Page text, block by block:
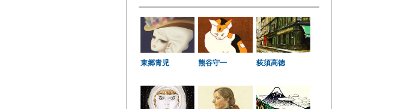
東郷青児 熊谷守一 荻須高徳